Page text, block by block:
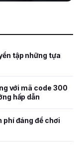
tập những tựa
với mã code 300
hấp dẫn
phí đáng để chơi